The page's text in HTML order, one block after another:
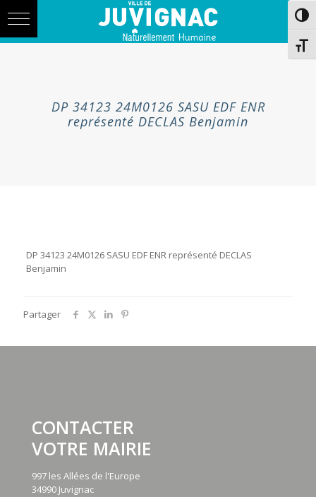
navigation
DP 34123 24M0126 SASU EDF ENR
représenté DECLAS Benjamin
DP 34123 24M0126 SASU EDF ENR représenté DECLAS
Benjamin
Partager
CONTACTER
VOTRE MAIRIE
997 les Allées de l'Europe
34990 Juvignac